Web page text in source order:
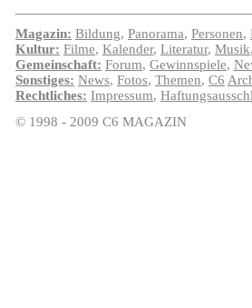
Magazin: Bildung, Panorama, Personen,
Kultur: Filme, Kalender, Literatur, Musik,
Gemeinschaft: Forum, Gewinnspiele,
Sonstiges: News, Fotos, Themen, C6
Rechtliches: Impressum,
© 1998 - 2009 C6 MAGAZIN